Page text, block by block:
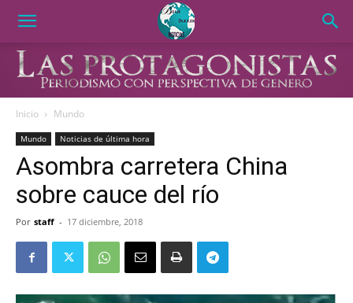
Inicio Mundo
Mundo Noticias de última hora
Asombra carretera China
sobre cauce del río
Por staff - 17 diciembre, 2018